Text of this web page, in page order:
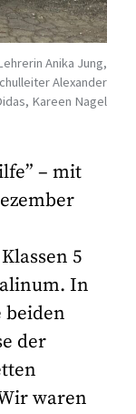
Anika Jung,
Alexander
Kareen Nagel
– mit
5
In
beiden
der
waren